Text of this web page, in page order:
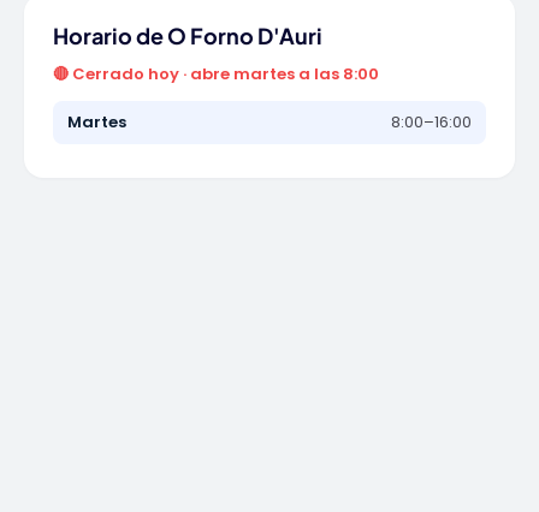
Horario de O Forno D'Auri
🔴 Cerrado hoy · abre martes a las 8:00
Martes 8:00–16:00